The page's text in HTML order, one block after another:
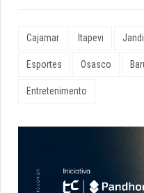
Cajamar Itapevi
Esportes Osasco
Entretenimento